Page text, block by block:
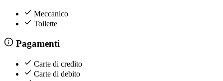
Meccanico
Toilette
Pagamenti
Carte di credito
Carte di debito